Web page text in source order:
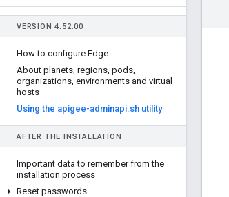
VERSION 4. 52.00
How to configure Edge
About planets, regions, pods,
organizations, environments and virtual
hosts
Using the apigee-adminapi.sh utility
AFTER THE INSTALLATION
Important data to remember from the
installation process
Reset passwords